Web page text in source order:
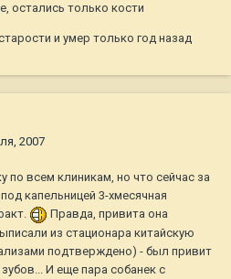
остались только кости
и умер только год назад
2007
по всем клиникам, но что сейчас за
капельницей 3-хмесячная
Правда, привита она
из стационара китайскую
подтверждено) - был привит
И еще пара собанек с